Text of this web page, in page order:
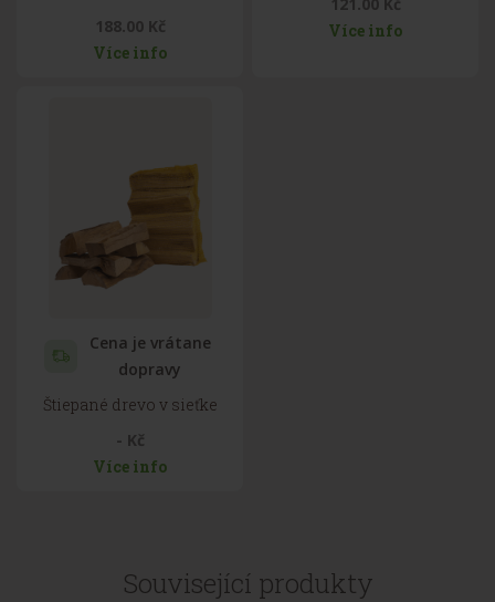
188.00 Kč
Více info
Více info
Cena je vrátane
dopravy
Štiepané drevo v sieťke
- Kč
Více info
Související produkty